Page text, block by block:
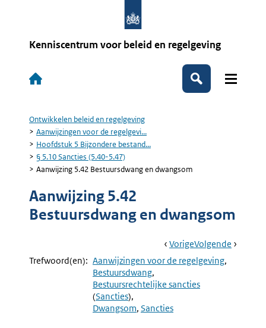
Kenniscentrum voor beleid en regelgeving
Hoofdnavigatie
Zoeken
Kruimelpad
Ontwikkelen beleid en regelgeving
Aanwijzingen voor de regelgevi...
Hoofdstuk 5 Bijzondere bestand...
§ 5.10 Sancties (5.40-5.47)
Aanwijzing 5.42 Bestuursdwang en dwangsom
Aanwijzing 5.42
Bestuursdwang en dwangsom
Book
Navigation
Ga
Naar
VorigePagina:
Aanwijzing
5.41
Of
Ga
Naar
Volgende Pagina:
Trefwoord(en): Aanwijzingen voor de regelgeving
Bestuursdwang
Bestuursrechtelijke sancties
(Sancties)
Dwangsom Sancties